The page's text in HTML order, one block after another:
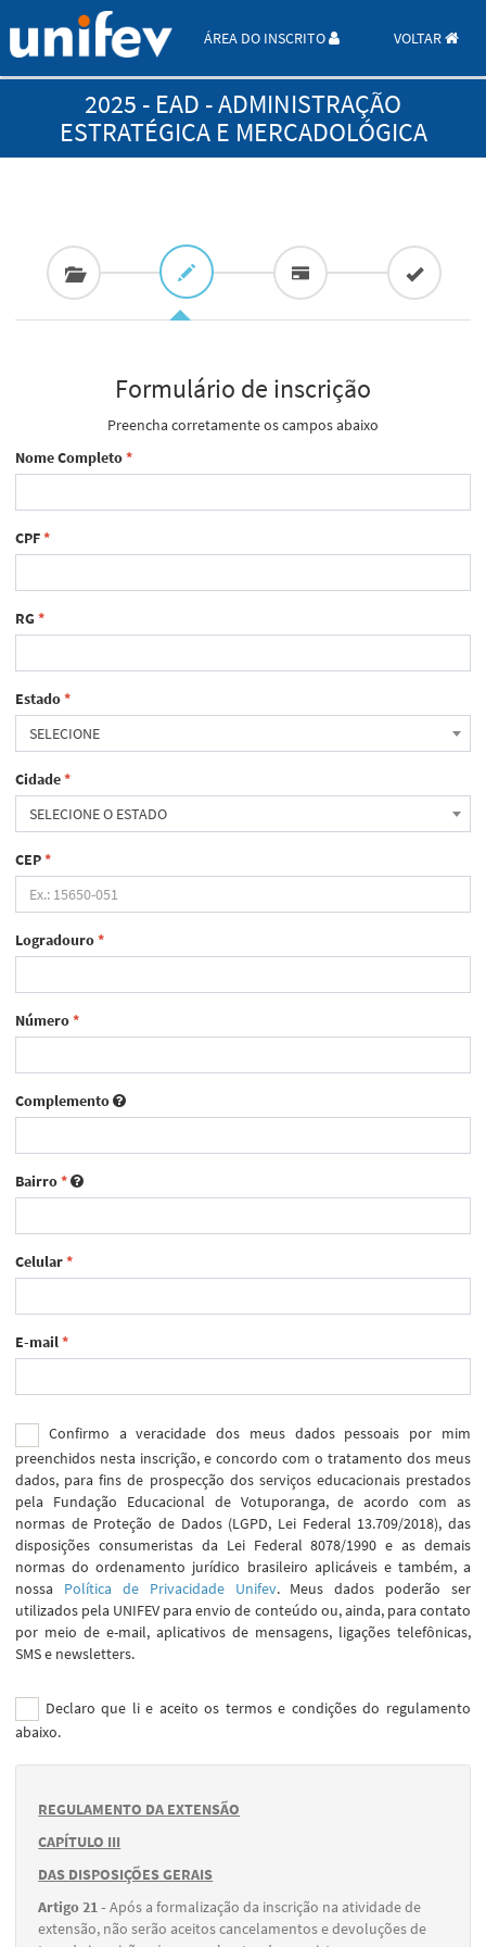
ÁREA DO INSCRITO VOLTAR
2025 - EAD - ADMINISTRAÇÃO
ESTRATÉGICA E MERCADOLÓGICA
Formulário de inscrição
Preencha corretamente os campos abaixo
Nome Completo*
CPF*
RG*
Estado*
SELECIONE
Cidade*
SELECIONE O ESTADO
CEP*
Logradouro*
Número*
Complemento
Bairro*
Celular*
E-mail*
Confirmo a veracidade dos meus dados pessoais por mim
preenchidos nesta inscrição, e concordo com o tratamento dos meus
dados, para fins de prospecção dos serviços educacionais prestados
pela Fundação Educacional de Votuporanga, de acordo com as
normas de Proteção de Dados (LGPD, Lei Federal 13.709/2018), das
disposições consumeristas da Lei Federal 8078/1990 e as demais
normas do ordenamento jurídico brasileiro aplicáveis e também, a
nossa Política de Privacidade Unifev. Meus dados poderão ser
utilizados pela UNIFEV para envio de conteúdo ou, ainda, para contato
por meio de e-mail, aplicativos de mensagens, ligações telefônicas,
SMS e newsletters.
Declaro que li e aceito os termos e condições do regulamento
abaixo.
REGULAMENTO DA EXTENSÃO
CAPÍTULO III
DAS DISPOSIÇÕES GERAIS
Artigo 21 -Após a formalização da inscrição na atividade de
extensão, não serão aceitos cancelamentos e devoluções de